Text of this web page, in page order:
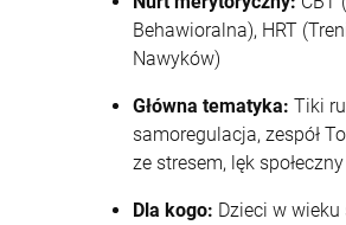
Behawioralna), HRT
Nawyków)
Główna tematyka: Tiki
samoregulacja, zespół
ze stresem, lęk społeczny
Dla kogo: Dzieci w wieku